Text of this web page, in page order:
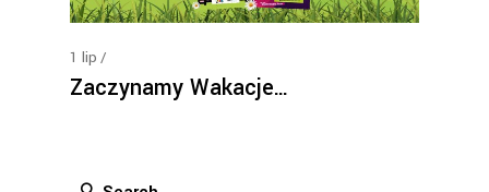
1 lip
Zaczynamy Wakacje…